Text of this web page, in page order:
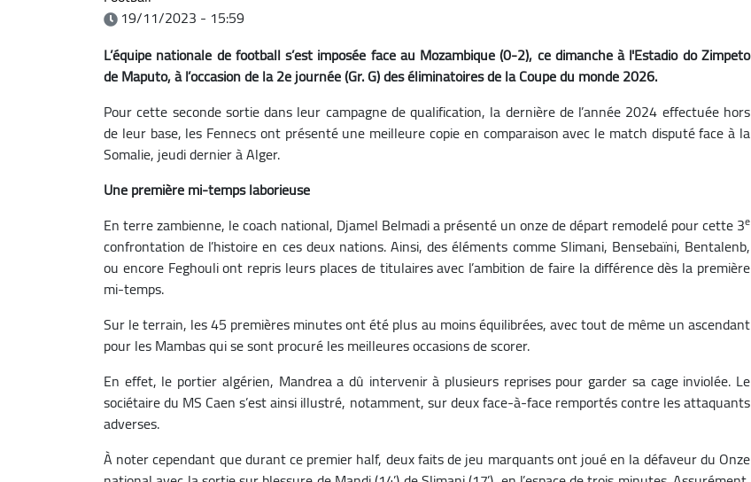
19/11/2023 - 15:59
L’équipe nationale de football s’est imposée face au Mozambique (0-2), ce dimanche à l'Estadio do Zimpeto
de Maputo, à l’occasion de la 2e journée (Gr. G) des éliminatoires de la Coupe du monde 2026.
Pour cette seconde sortie dans leur campagne de qualification, la dernière de l’année 2024 effectuée hors
de leur base, les Fennecs ont présenté une meilleure copie en comparaison avec le match disputé face à la
Somalie, jeudi dernier à Alger.
Une première mi-temps laborieuse
En terre zambienne, le coach national, Djamel Belmadi a présenté un onze de départ remodelé pour cette 3e
confrontation de l’histoire en ces deux nations. Ainsi, des éléments comme Slimani, Bensebaïni, Bentalenb,
ou encore Feghouli ont repris leurs places de titulaires avec l’ambition de faire la différence dès la première
mi-temps.
Sur le terrain, les 45 premières minutes ont été plus au moins équilibrées, avec tout de même un ascendant
pour les Mambas qui se sont procuré les meilleures occasions de scorer.
En effet, le portier algérien, Mandrea a dû intervenir à plusieurs reprises pour garder sa cage inviolée. Le
sociétaire du MS Caen s’est ainsi illustré, notamment, sur deux face-à-face remportés contre les attaquants
adverses.
À noter cependant que durant ce premier half, deux faits de jeu marquants ont joué en la défaveur du Onze